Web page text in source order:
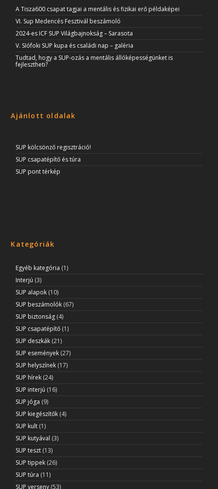
A Tisza600 csapat tagjai a mentális és fizikai erő példaképei
VI. Sup Medencés Fesztivál beszámoló
2024-es ICF SUP Világbajnokság – Sarasota
V. SIófoki SUP kupa és családi nap – galéria
Tudtad, hogy a SUP-ozás a mentális állóképességünket is
fejlesztheti?
Ajánlott oldalak
SUP kölcsönző regisztráció!
SUP csapatépítő és túra
SUP pont térkép
Kategóriák
Egyéb kategória (1)
Interjú (3)
SUP alapok (10)
SUP beszámolók (67)
SUP biztonság (4)
SUP csapatépítő (1)
SUP deszkák (21)
SUP események (27)
SUP helyszínek (17)
SUP hírek (24)
SUP interjú (16)
SUP jóga (9)
SUP kiegészítők (4)
SUP kult (1)
SUP kutyával (3)
SUP teszt (13)
SUP tippek (26)
SUP túra (11)
SUP verseny (53)